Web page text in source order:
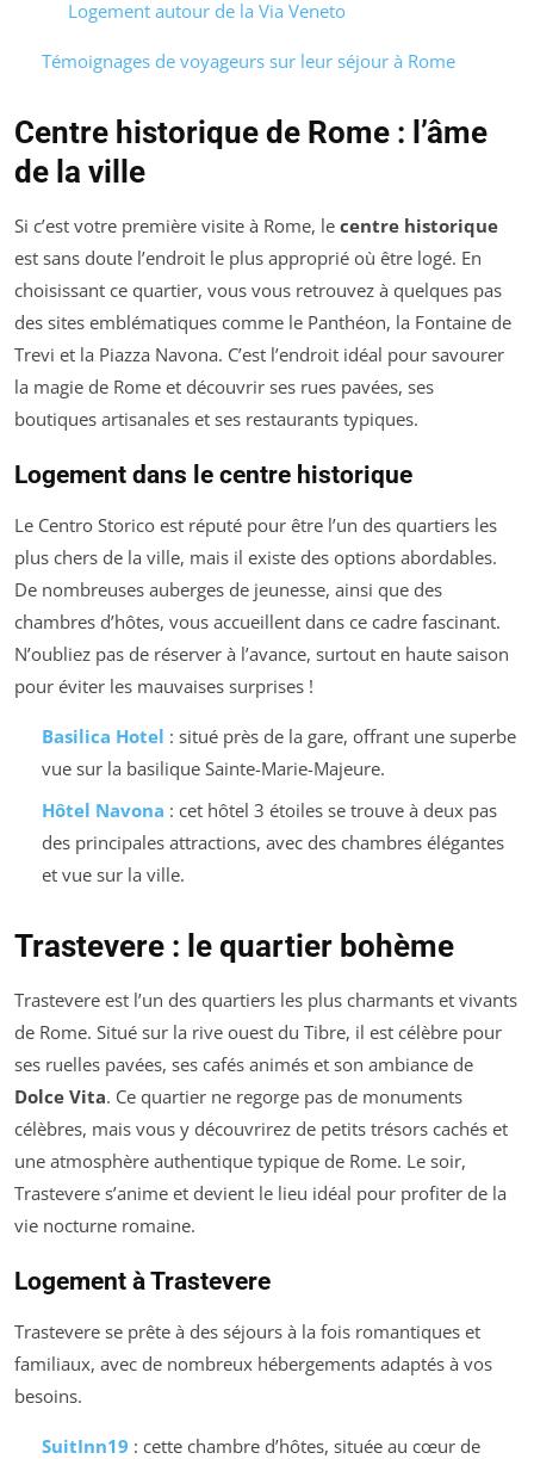
Logement autour de la Via Veneto
Témoignages de voyageurs sur leur séjour à Rome
Centre historique de Rome : l’âme
de la ville
Si c’est votre première visite à Rome, le centre historique
est sans doute l’endroit le plus approprié où être logé. En
choisissant ce quartier, vous vous retrouvez à quelques pas
des sites emblématiques comme le Panthéon, la Fontaine de
Trevi et la Piazza Navona. C’est l’endroit idéal pour savourer
la magie de Rome et découvrir ses rues pavées, ses
boutiques artisanales et ses restaurants typiques.
Logement dans le centre historique
Le Centro Storico est réputé pour être l’un des quartiers les
plus chers de la ville, mais il existe des options abordables.
De nombreuses auberges de jeunesse, ainsi que des
chambres d’hôtes, vous accueillent dans ce cadre fascinant.
N’oubliez pas de réserver à l’avance, surtout en haute saison
pour éviter les mauvaises surprises !
Basilica Hotel : situé près de la gare, offrant une superbe
vue sur la basilique Sainte-Marie-Majeure.
Hôtel Navona : cet hôtel 3 étoiles se trouve à deux pas
des principales attractions, avec des chambres élégantes
et vue sur la ville.
Trastevere : le quartier bohème
Trastevere est l’un des quartiers les plus charmants et vivants
de Rome. Situé sur la rive ouest du Tibre, il est célèbre pour
ses ruelles pavées, ses cafés animés et son ambiance de
Dolce Vita. Ce quartier ne regorge pas de monuments
célèbres, mais vous y découvrirez de petits trésors cachés et
une atmosphère authentique typique de Rome. Le soir,
Trastevere s’anime et devient le lieu idéal pour profiter de la
vie nocturne romaine.
Logement à Trastevere
Trastevere se prête à des séjours à la fois romantiques et
familiaux, avec de nombreux hébergements adaptés à vos
besoins.
SuitInn19 : cette chambre d’hôtes, située au cœur de